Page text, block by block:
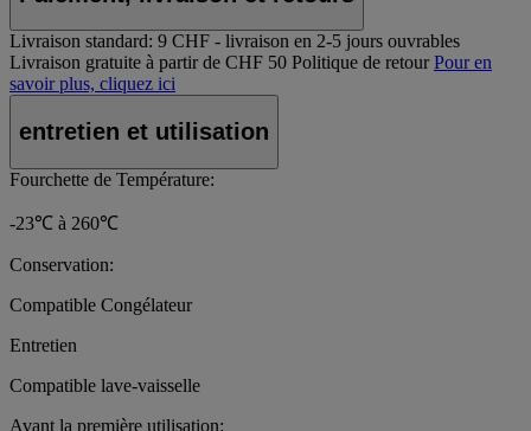
Livraison standard: 9 CHF - livraison en 2-5 jours ouvrables
Livraison gratuite à partir de CHF 50 Politique de retour Pour en
savoir plus, cliquez ici
entretien et utilisation
Fourchette de Température:
-23℃ à 260℃
Conservation:
Compatible Congélateur
Entretien
Compatible lave-vaisselle
Avant la première utilisation: